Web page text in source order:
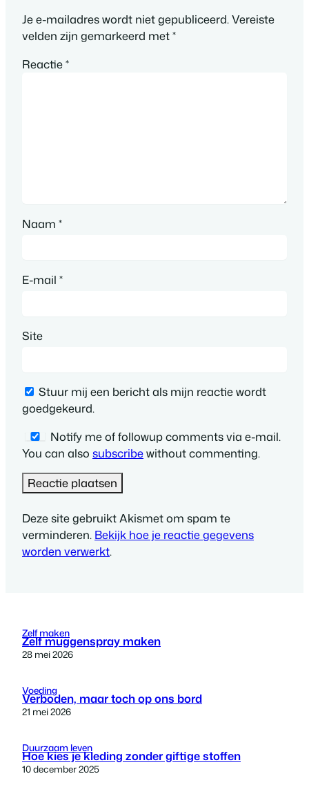
Je e-mailadres wordt niet gepubliceerd.Vereiste
velden zijn gemarkeerd met*
Reactie*
Naam *
E-mail *
Site
Stuur mij een bericht als mijn reactie wordt
goedgekeurd.
Notify me of followup comments via e-mail.
You can also subscribewithout commenting.
Deze site gebruikt Akismet om spam te
verminderen. Bekijk hoe je reactie gegevens
worden verwerkt.
Zelf maken
Zelf muggenspray maken
28 mei 2026
Voeding
Verboden, maar toch op ons bord
21 mei 2026
Duurzaam leven
Hoe kies je kleding zonder giftige stoffen
10 december 2025